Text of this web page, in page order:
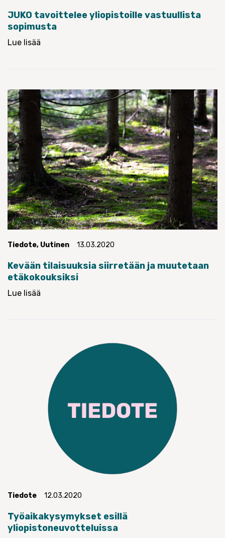
JUKO tavoittelee yliopistoille vastuullista
sopimusta
Lue lisää
Tiedote, Uutinen 13.03.2020
Kevään tilaisuuksia siirretään ja muutetaan
etäkokouksiksi
Lue lisää
Tiedote 12.03.2020
Työaikakysymykset esillä
yliopistoneuvotteluissa